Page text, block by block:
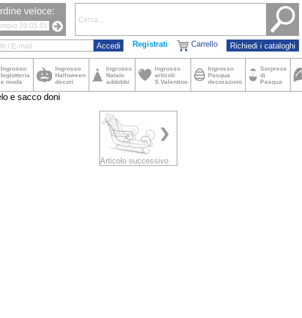
Registrati Carrello Richiedi i cataloghi
veloce:
Ingrosso
bigiotteria
e moda
Ingrosso
Halloween
decori
Ingrosso
Natale
addobbi
Ingrosso
articoli
S.Valentino
Ingrosso
Pasqua
decorazioni
Sorprese
di
Pasqua
e sacco doni
Articolo successivo